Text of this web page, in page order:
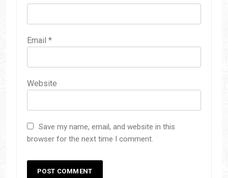
Email *
Website
Save my name, email, and website in this
browser for the next time I comment.